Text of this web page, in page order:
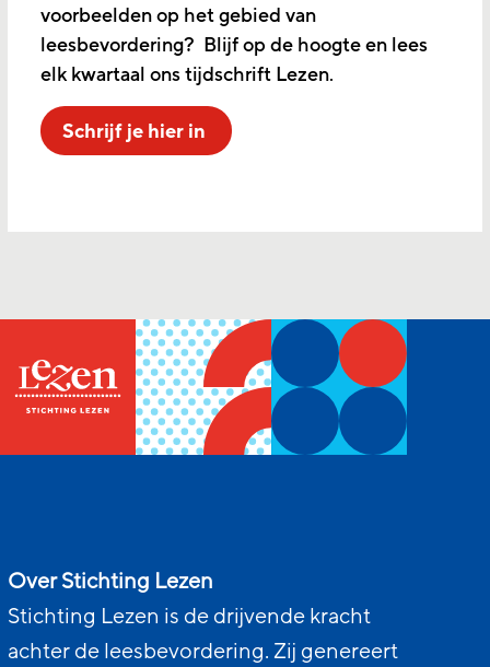
voorbeelden op het gebied van
leesbevordering? Blijf op de hoogte en lees
elk kwartaal ons tijdschrift Lezen.
Schrijf je hier in
Over Stichting Lezen
Stichting Lezen is de drijvende kracht
achter de leesbevordering. Zij genereert